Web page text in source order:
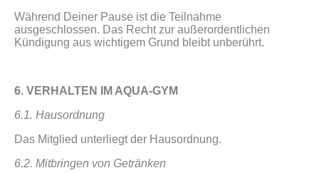
Während Deiner Pause ist die Teilnahme
ausgeschlossen. Das Recht zur außerordentlichen
Kündigung aus wichtigem Grund bleibt unberührt.
6. VERHALTEN IM AQUA-GYM
6.1. Hausordnung
Das Mitglied unterliegt der Hausordnung.
6.2. Mitbringen von Getränken